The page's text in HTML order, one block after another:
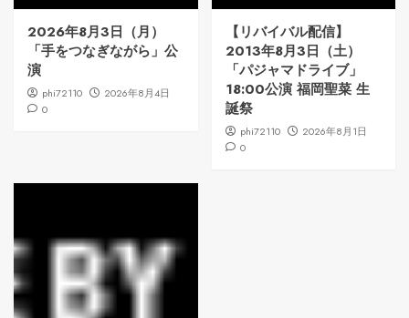
2026年8月3日（月）
「手をつなぎながら」公
演
phi72110
2026年8月4日
0
【リバイバル配信】
2013年8月3日（土）
「パジャマドライブ」
18:00公演 福岡聖菜 生
誕祭
phi72110
2026年8月1日
0